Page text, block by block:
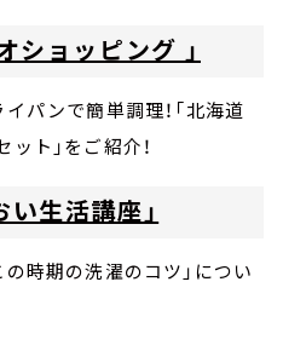
ョッピング 」
パンで簡単調理！「北海道
ト」をご紹介！
生活講座」
時期の洗濯のコツ」につい